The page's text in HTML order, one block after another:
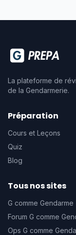
La plateforme de
de la Gendarmerie.
Préparation
Cours et Leçons
Quiz
Blog
Tous nos sites
G comme Gendarme
Forum G comme
Ops G comme